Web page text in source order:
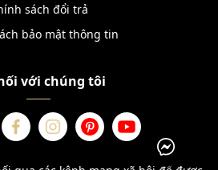
sách đổi trả
bảo mật thông tin
với chúng tôi